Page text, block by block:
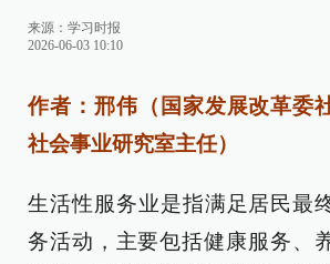
来源： 学习时报
2026-06-03 10:10
作者：邢伟（国家发展改革委
社会事业研究室主任）
生活性服务业是指满足居民最
务活动，主要包括健康服务、